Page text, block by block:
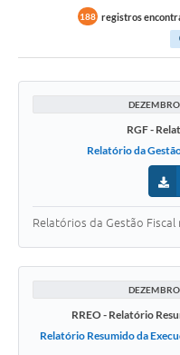
188 registros
RGF -
Relatório da
Relatórios da Gestão Fiscal
RREO - Relatório
Relatório Resumido da